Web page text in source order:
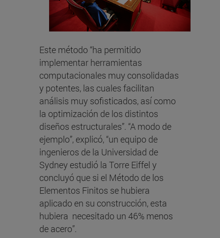
Este método “ha permitido
implementar herramientas
computacionales muy consolidadas
y potentes, las cuales facilitan
análisis muy sofisticados, así como
la optimización de los distintos
diseños estructurales”. “A modo de
ejemplo”, explicó, “un equipo de
ingenieros de la Universidad de
Sydney estudió la Torre Eiffel y
concluyó que si el Método de los
Elementos Finitos se hubiera
aplicado en su construcción, esta
hubiera necesitado un 46% menos
de acero”.